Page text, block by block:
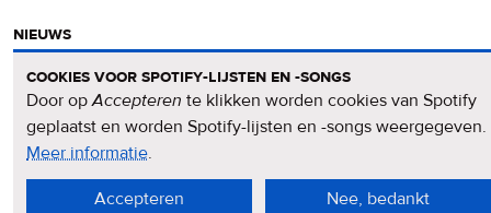
nieuws
nieuwsbrief
Meld je aan voor deVerrukkelijke 15-nieuwsbrief.
cookies voor spotify-lijsten en -songs
Door opAccepteren te klikken worden cookies van Spotify
geplaatst en worden Spotify-lijsten en -songs weergegeven.
Meer informatieover
privacy
&
.
Accepteren Nee, bedankt